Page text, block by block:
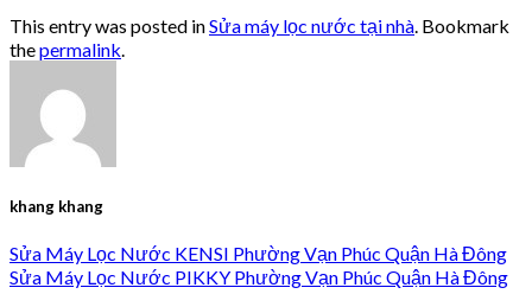
This entry was posted inSửa máy lọc nước tại nhà . Bookmark
thepermalink
khang khang
Sửa Máy Lọc Nước KENSI Phường Vạn Phúc Quận Hà Đông
Sửa Máy Lọc Nước PIKKY Phường Vạn Phúc Quận Hà Đông